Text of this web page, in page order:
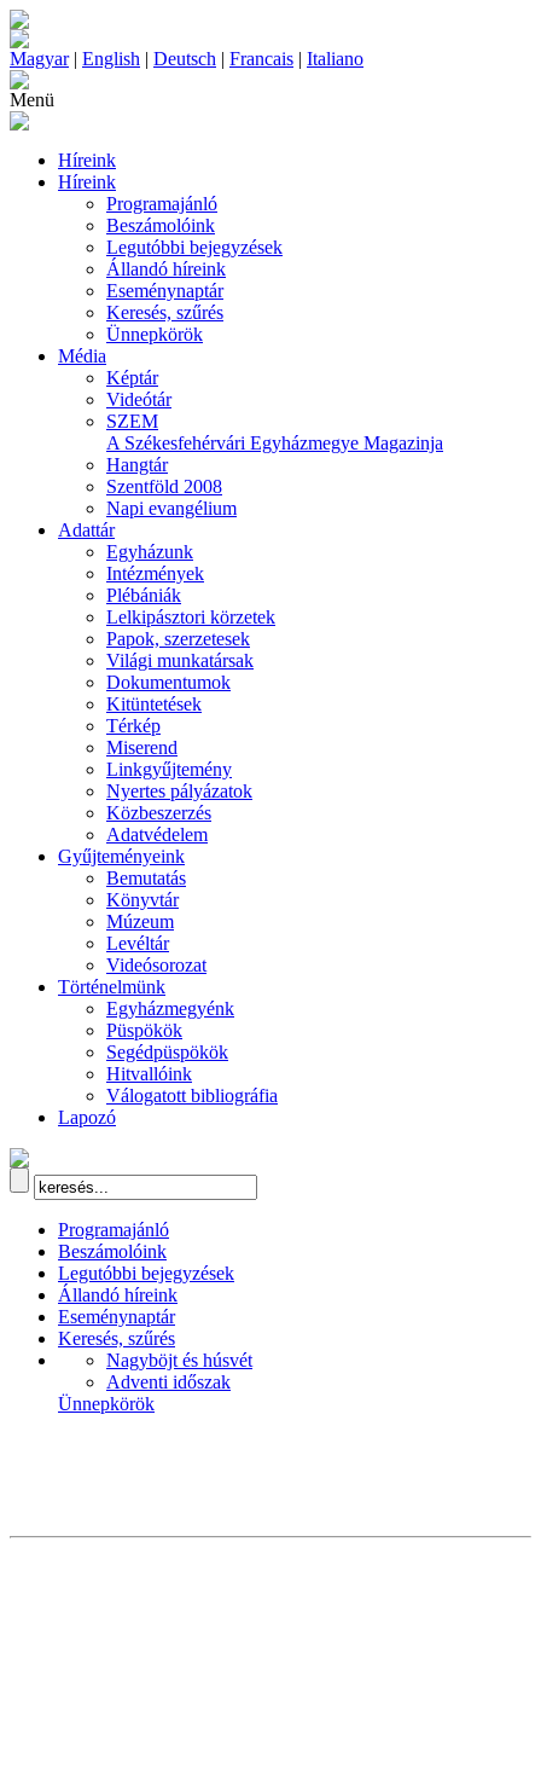
Magyar| English | Deutsch | Francais | Italiano
Menü
Híreink
Híreink
Programajánló
Beszámolóink
Legutóbbi bejegyzések
Állandó híreink
Eseménynaptár
Keresés, szűrés
Ünnepkörök
Média
Képtár
Videótár
SZEM
A Székesfehérvári Egyházmegye Magazinja
Hangtár
Szentföld 2008
Napi evangélium
Adattár
Egyházunk
Intézmények
Plébániák
Lelkipásztori körzetek
Papok, szerzetesek
Világi munkatársak
Dokumentumok
Kitüntetések
Térkép
Miserend
Linkgyűjtemény
Nyertes pályázatok
Közbeszerzés
Adatvédelem
Gyűjteményeink
Bemutatás
Könyvtár
Múzeum
Levéltár
Videósorozat
Történelmünk
Egyházmegyénk
Püspökök
Segédpüspökök
Hitvallóink
Válogatott bibliográfia
Lapozó
Programajánló
Beszámolóink
Legutóbbi bejegyzések
Állandó híreink
Eseménynaptár
Keresés, szűrés
Nagyböjt és húsvét
Adventi időszak
Ünnepkörök